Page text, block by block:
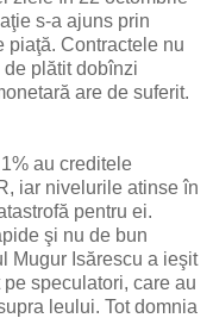
s-a ajuns prin
piaţă. Contractele nu
plătit dobînzi
are de suferit.
au creditele
iar nivelurile atinse în
pentru ei.
şi nu de bun
Mugur Isărescu a ieşit
speculatori, care au
leului. Tot domnia